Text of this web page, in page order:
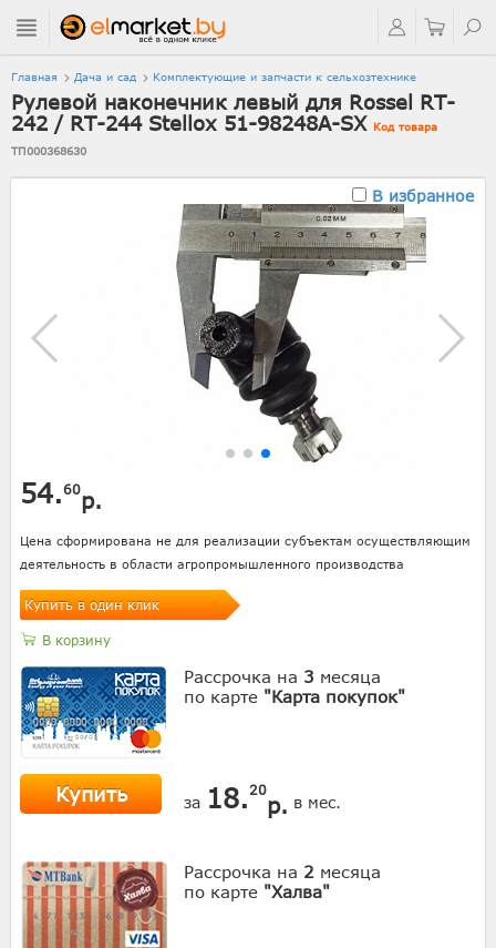
Главная Дача и сад Комплектующие и запчасти к сельхозтехнике
Рулевой наконечник левый для Rossel RT-
242 / RT-244 Stellox 51-98248A-SX Код товара
ТП000368630
В избранное
54.60р.
Цена сформирована не для реализации субъектам осуществляющим
деятельность в области агропромышленного производства
Купить в один клик
В корзину
Рассрочка на 3 месяца
по карте "Карта покупок"
Купить за 18. 20
р. в мес.
Рассрочка на 2 месяца
по карте "Халва"